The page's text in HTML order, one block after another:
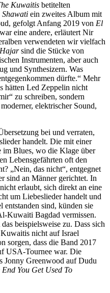
Kuwaitis betitelten
Shawati ein zweites Album mit
gefolgt Anfang 2019 von El
eine andere, erläutert Nir
verwendeten wir vielfach
sind die Stücke von
Instrumenten, aber auch
und Synthesizern. Was
dürfte.“ Mehr
hätten Led Zeppelin nicht
zu schreiben, sondern
elektrischer Sound,
bei und verraten,
handelt. Die mit einer
im Blues, wo die Klage über
Lebensgefährten oft den
„Nein, das nicht“, entgegnet
sind an Männer gerichtet. In
erlaubt, sich direkt an eine
um Liebeslieder handelt und
entstanden sind, künden sie
Kuwaiti Bagdad vermissen.
beispielsweise zu. Dass sich
nicht auf Israel
sorgen, dass die Band 2017
USA-Tournee war. Die
Jonny Greenwood auf Dudu
End You Get Used To